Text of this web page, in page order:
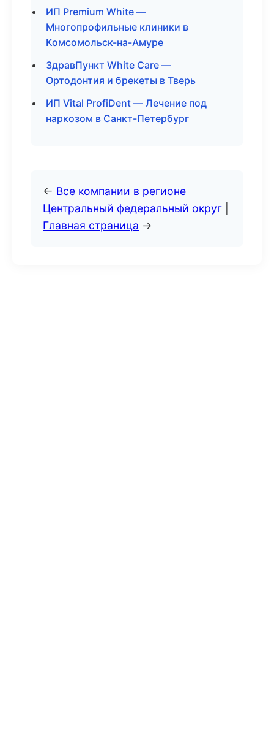
ИП Premium White —
Многопрофильные клиники в
Комсомольск-на-Амуре
ЗдравПункт White Care —
Ортодонтия и брекеты в Тверь
ИП Vital ProfiDent — Лечение под
наркозом в Санкт-Петербург
← Все компании в регионе
Центральный федеральный округ
Главная страница →